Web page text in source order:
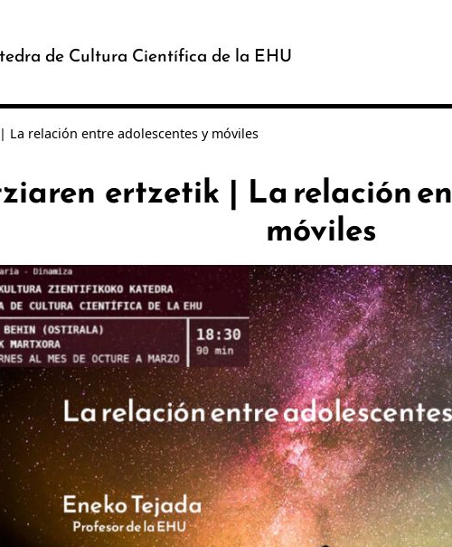
de Cultura Científica de la EHU
La relación entre adolescentes y móviles
ertzetik | La relación
móviles